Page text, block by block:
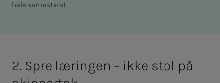
hele semesteret.
2. Spre læ­­­rin­­­gen – ikke stol på